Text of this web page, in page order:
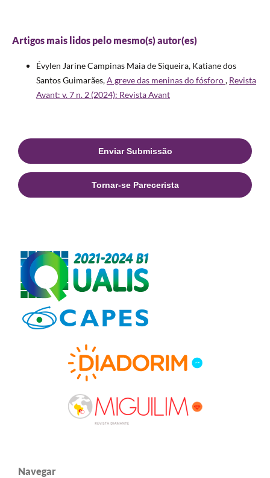
Artigos mais lidos pelo mesmo(s) autor(es)
Évylen Jarine Campinas Maia de Siqueira, Katiane dos
Santos Guimarães,A greve das meninas do fósforo, Revista
Avant: v. 7 n. 2 (2024): Revista Avant
Enviar Submissão
Tornar-se Parecerista
Navegar